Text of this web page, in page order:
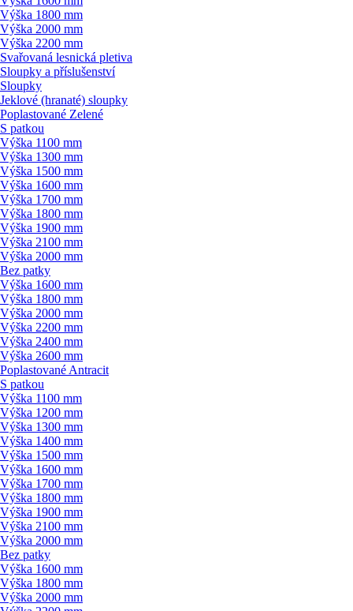
Výška 1800 mm
Výška 2000 mm
Výška 2200 mm
Svařovaná lesnická pletiva
Sloupky a příslušenství
Sloupky
Jeklové (hranaté) sloupky
Poplastované Zelené
S patkou
Výška 1100 mm
Výška 1300 mm
Výška 1500 mm
Výška 1600 mm
Výška 1700 mm
Výška 1800 mm
Výška 1900 mm
Výška 2100 mm
Výška 2000 mm
Bez patky
Výška 1600 mm
Výška 1800 mm
Výška 2000 mm
Výška 2200 mm
Výška 2400 mm
Výška 2600 mm
Poplastované Antracit
S patkou
Výška 1100 mm
Výška 1200 mm
Výška 1300 mm
Výška 1400 mm
Výška 1500 mm
Výška 1600 mm
Výška 1700 mm
Výška 1800 mm
Výška 1900 mm
Výška 2100 mm
Výška 2000 mm
Bez patky
Výška 1600 mm
Výška 1800 mm
Výška 2000 mm